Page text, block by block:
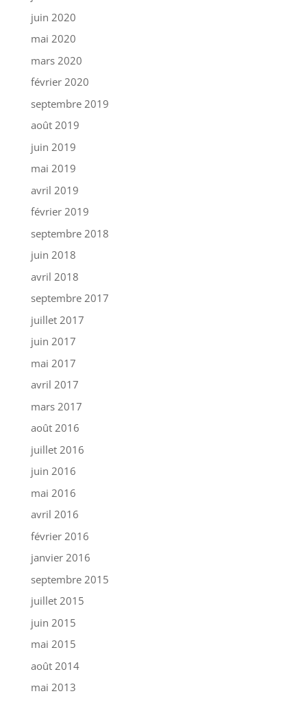
juin 2020
mai 2020
mars 2020
février 2020
septembre 2019
août 2019
juin 2019
mai 2019
avril 2019
février 2019
septembre 2018
juin 2018
avril 2018
septembre 2017
juillet 2017
juin 2017
mai 2017
avril 2017
mars 2017
août 2016
juillet 2016
juin 2016
mai 2016
avril 2016
février 2016
janvier 2016
septembre 2015
juillet 2015
juin 2015
mai 2015
août 2014
mai 2013